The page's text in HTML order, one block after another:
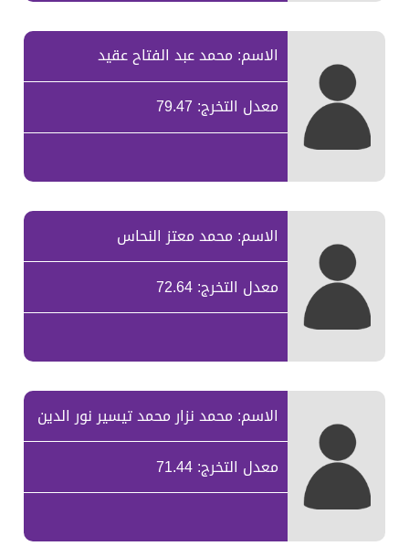
الاسم: محمد عبد الفتاح عقيد
معدل التخرج: 79.47
الاسم: محمد معتز النحاس
معدل التخرج: 72.64
الاسم: محمد نزار محمد تيسير نور الدين
معدل التخرج: 71.44